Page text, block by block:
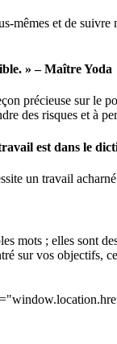
mêmes et de
» – Maître Yoda
précieuse sur le
des risques et à
est dans le
un travail
mots ; elles sont
sur vos objectifs,